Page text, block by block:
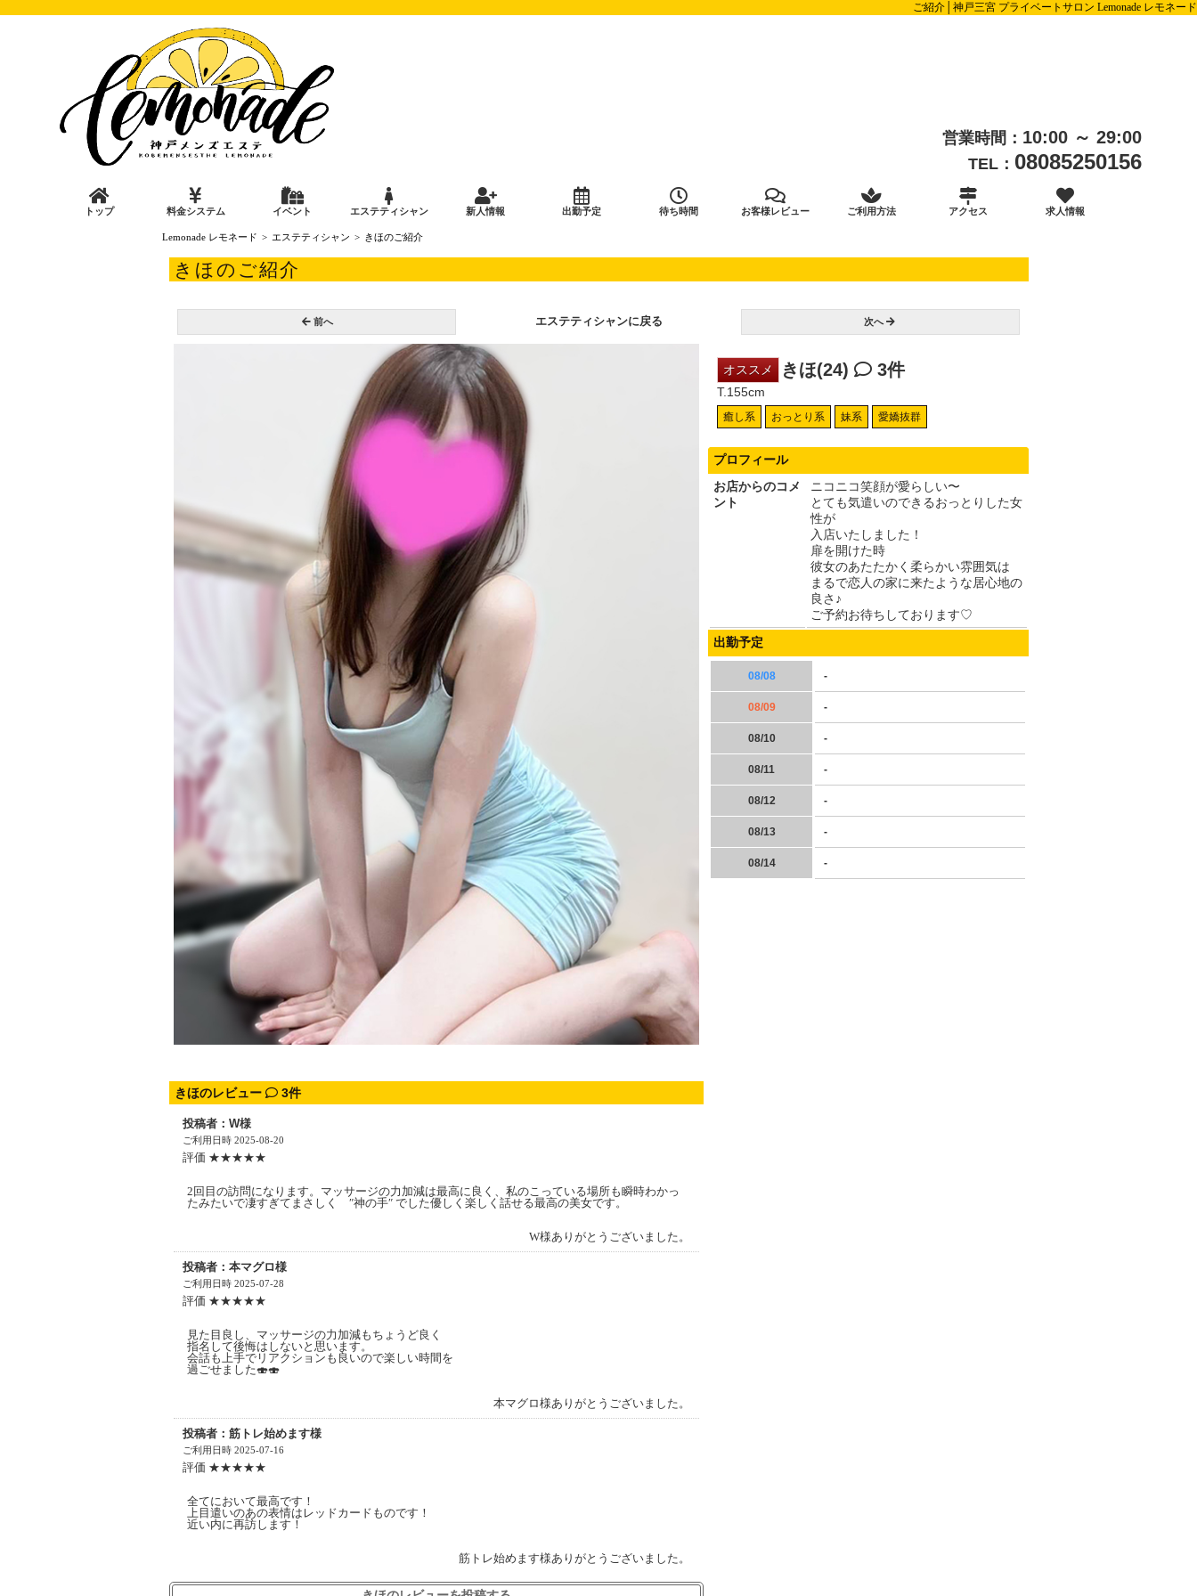
ご紹介│神戸三宮 プライベートサロン Lemonade レモネード
営業時間： 10:00 ～ 29:00
TEL： 08085250156
トップ 料金システム イベント エステティシャン 新人情報 出勤予定 待ち時間 お客様レビュー ご利用方法 アクセス 求人情報
Lemonade レモネード エステティシャン きほのご紹介
きほのご紹介
前へ エステティシャンに戻る 次へ
きほのレビュー 3件
投稿者：W様
ご利用日時 2025-08-20
評価 ★★★★★
2回目の訪問になります。マッサージの力加減は最高に良く、私のこっている場所も瞬時わかっ
たみたいで凄すぎてまさしく ″神の手″ でした優しく楽しく話せる最高の美女です。
W様ありがとうございました。
投稿者：本マグロ様
ご利用日時 2025-07-28
評価 ★★★★★
見た目良し、マッサージの力加減もちょうど良く
指名して後悔はしないと思います。
会話も上手でリアクションも良いので楽しい時間を
過ごせました🍣🍣
本マグロ様ありがとうございました。
投稿者：筋トレ始めます様
ご利用日時 2025-07-16
評価 ★★★★★
全てにおいて最高です！
上目遣いのあの表情はレッドカードものです！
近い内に再訪します！
筋トレ始めます様ありがとうございました。
オススメ きほ(24) 3件
T.155cm
癒し系 おっとり系 妹系 愛嬌抜群
プロフィール
お店からのコメ
ント
ニコニコ笑顔が愛らしい〜
とても気遣いのできるおっとりした女
性が
入店いたしました！
扉を開けた時
彼女のあたたかく柔らかい雰囲気は
まるで恋人の家に来たような居心地の
良さ♪
ご予約お待ちしております♡
出勤予定
08/08 -
08/09 -
08/10 -
08/11 -
08/12 -
08/13 -
08/14 -